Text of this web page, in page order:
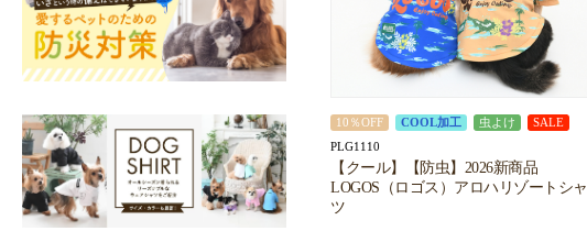
10％OFF COOL加工 虫よけ SALE
PLG1110
【クール】【防虫】2026新商品
LOGOS（ロゴス）アロハリゾートシャ
ツ